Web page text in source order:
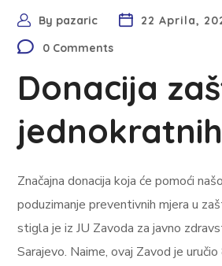
By pazaric
22 Aprila,
0 Comments
Donacija
Značajna donacija koja će pomoći
poduzimanje preventivnih mjera u
stigla je iz JU Zavoda za javno
Sarajevo. Naime, ovaj Zavod je